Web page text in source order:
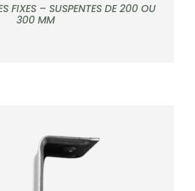
FIXES – SUSPENTES DE 200 OU
300 MM